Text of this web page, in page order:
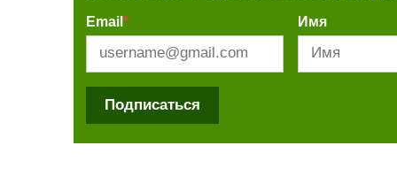
Email * Имя
Подписаться